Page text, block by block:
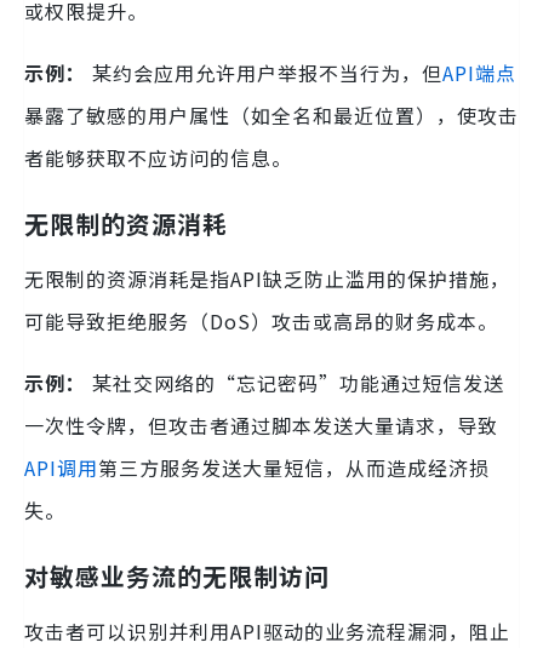
或权限提升。
示例： 某约会应用允许用户举报不当行为，但API端点
暴露了敏感的用户属性（如全名和最近位置），使攻击
者能够获取不应访问的信息。
无限制的资源消耗
无限制的资源消耗是指API缺乏防止滥用的保护措施，
可能导致拒绝服务（DoS）攻击或高昂的财务成本。
示例：
某社交网络的“忘记密码”功能通过短信发送
一次性令牌，但攻击者通过脚本发送大量请求，导致
API调用第三方服务发送大量短信，从而造成经济损
失。
对敏感业务流的无限制访问
攻击者可以识别并利用API驱动的业务流程漏洞，阻止